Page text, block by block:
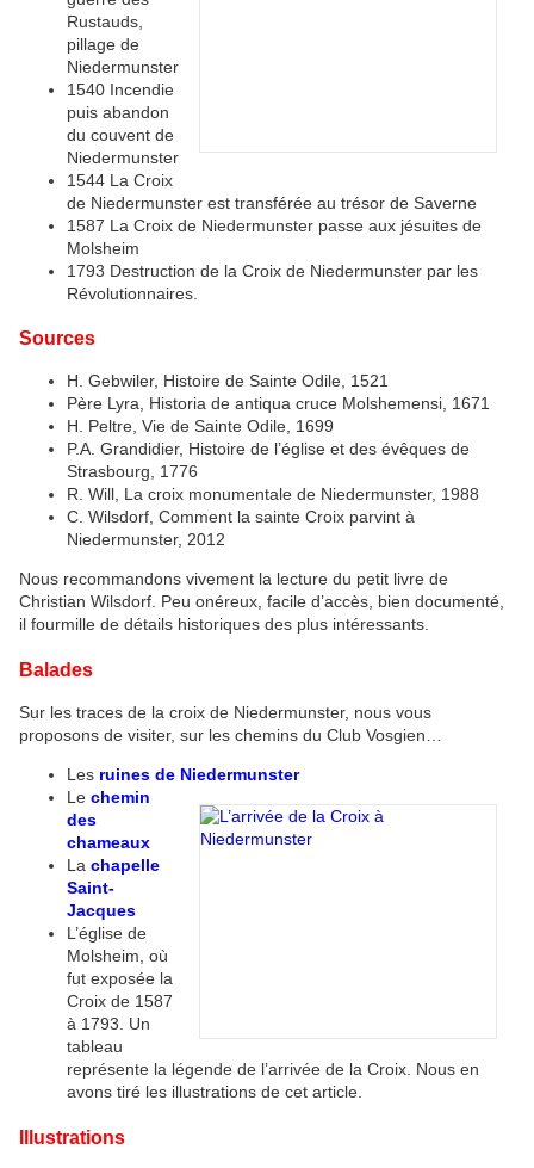
Rustauds,
pillage de
Niedermunster
1540 Incendie
puis abandon
du couvent de
Niedermunster
1544 La Croix
de Niedermunster est transférée au trésor de Saverne
1587 La Croix de Niedermunster passe aux jésuites de
Molsheim
1793 Destruction de la Croix de Niedermunster par les
Révolutionnaires.
Sources
H. Gebwiler, Histoire de Sainte Odile, 1521
Père Lyra, Historia de antiqua cruce Molshemensi, 1671
H. Peltre, Vie de Sainte Odile, 1699
P.A. Grandidier, Histoire de l’église et des évêques de
Strasbourg, 1776
R. Will, La croix monumentale de Niedermunster, 1988
C. Wilsdorf, Comment la sainte Croix parvint à
Niedermunster, 2012
Nous recommandons vivement la lecture du petit livre de
Christian Wilsdorf. Peu onéreux, facile d’accès, bien documenté,
il fourmille de détails historiques des plus intéressants.
Balades
Sur les traces de la croix de Niedermunster, nous vous
proposons de visiter, sur les chemins du Club Vosgien…
Les ruines de Niedermunster
Le chemin
des
chameaux
La chapelle
Saint-
Jacques
L’église de
Molsheim, où
fut exposée la
Croix de 1587
à 1793. Un
tableau
représente la légende de l’arrivée de la Croix. Nous en
avons tiré les illustrations de cet article.
Illustrations